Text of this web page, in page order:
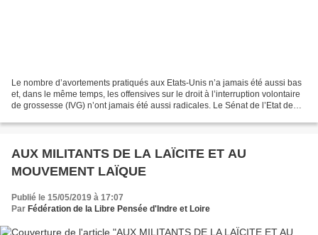
Le nombre d’avortements pratiqués aux Etats-Unis n’a jamais été aussi bas
et, dans le même temps, les offensives sur le droit à l’interruption volontaire
de grossesse (IVG) n’ont jamais été aussi radicales. Le Sénat de l’Etat de
AUX MILITANTS DE LA LAÏCITE ET AU
MOUVEMENT LAÏQUE
Publié le 15/05/2019 à 17:07
Par Fédération de la Libre Pensée d'Indre et Loire